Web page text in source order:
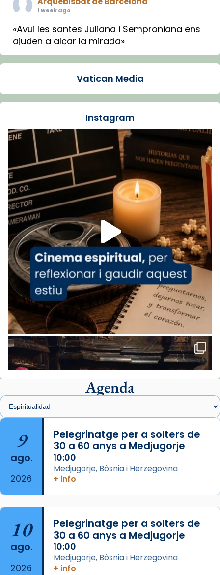
1 week ago
«Avui les santes Juliana i Semproniana ens
ajuden a alçar la mirada»
Mons. Sergi Gordo, bisbe de Tortosa, ha
Santes de Mataró.
🔗tinyurl.com/cvu5jmbk
Foto
View on Facebook Share
Arquebisbat de Barcelonais at Catedral
de Barcelona.
1 week ago
Aquest dilluns, 27 de juliol, ha tingut lloc la
missa d’acció de gràcies en agraïment al
comitè organitzador de la visita apostòlica
del Sant Pare Lleó XIV a Barcelona, i als
col·laboradors, a la Catedral de Barcelona.
L’arquebisbe de Barcelona, el cardenal Joan
Josep Omella, ha presidit la missa i l’ha
concelebrat el bisbe auxiliar de Barcelona,
Mons. David Abadías.
📸 Dr. G. Simón
Foto
View on Facebook Share
Arquebisbat de Barcelona
1 week ago
Memòria de les santes Juliana i
Semproniana, verges i màrtirs.
Acompanyant la història de sant Cugat, a
partir de l’Edat Mitjana sorgeix la tradició
que les santes Juliana (“relatiu a Júlia”) i
Semproniana (“relatiu a Semprònia =
eterna”) són deixebles seves. I l’any 1667, el
frare Joan Gaspar Roig, afirma en una obra
que les santes són filles de l’antiga Iluro.
Mataró en reivindicarà les relíq
...Ver más
Vatican Media
Instagram
Agenda
9
ago.
2026
Pelegrinatge per a solters de
30 a 60 anys a Medjugorje
10:00
Medjugorje, Bòsnia i Herzegovina
+ info
10
ago.
2026
Pelegrinatge per a solters de
30 a 60 anys a Medjugorje
10:00
Medjugorje, Bòsnia i Herzegovina
+ info